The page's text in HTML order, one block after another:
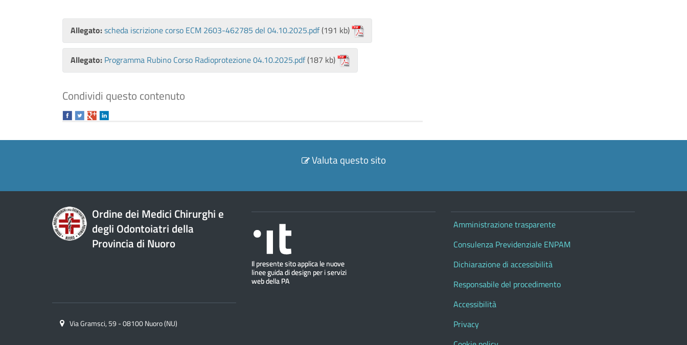
Allegato:scheda iscrizione corso ECM 2603-462785 del 04.10.2025.pdf(191 kb)
Allegato: Programma Rubino Corso Radioprotezione 04.10.2025.pdf(187 kb)
Condividi questo contenuto
Valuta questo sito
Ordine dei Medici Chirurghi e
degli Odontoiatri della
Provincia di Nuoro
Via Gramsci, 59 - 08100 Nuoro (NU)
Amministrazione trasparente
Consulenza Previdenziale ENPAM
Dichiarazione di accessibilità
Responsabile del procedimento
Accessibilità
Privacy